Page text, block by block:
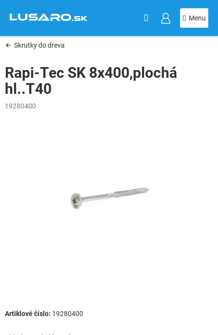
obsah
Skrutky do dreva
Rapi-Tec SK 8x400,plochá
hl..T40
19280400
19280400